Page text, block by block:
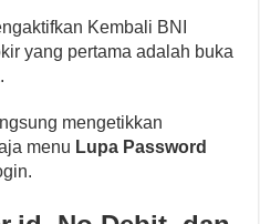
Kembali BNI
yang pertama adalah buka
mengetikkan
menu Lupa Password